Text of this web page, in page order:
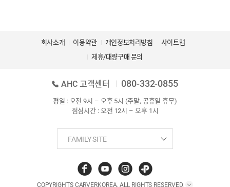
회사소개 이용약관 개인정보처리방침
사이트맵
제휴/대량구매 문의
AHC 고객센터 080-332-0855
평일 : 오전 9시 – 오후 5시 (주말, 공휴일 휴무)
점심시간 : 오전 12시 – 오후 1시
COPYRIGHTS CARVERKOREA. ALL RIGHTS RESERVED.